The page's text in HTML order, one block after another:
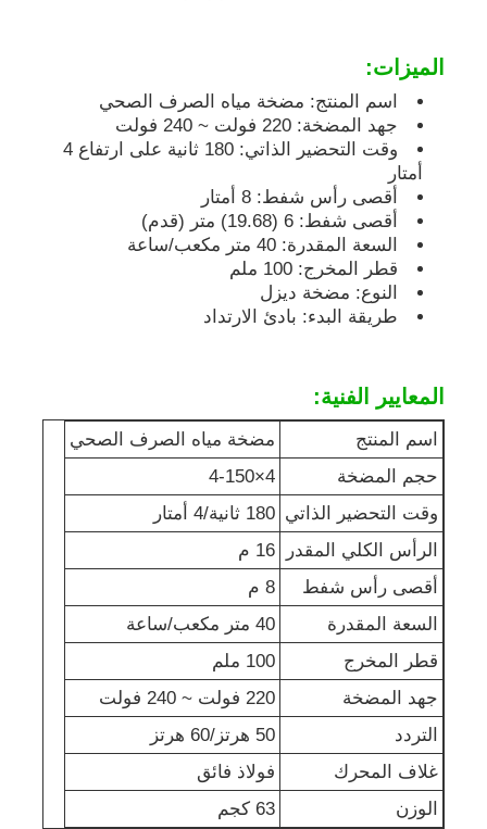
مجموعة مولدات محمولة
مجموعة المولدات الصناعية
مجموعة المولدات الرقمية
مولد الإطار المفتوح
مجموعة مولدات عازلة للصوت
مولد استخدام منزلي
مجموعة مولدات الستارة
مولد ضجيج منخفض
صيانة المولد
مجموعة مولدات اللحام
محركات الديزل
الميزات:
اسم المنتج: مضخة مياه الصرف الصحي
جهد المضخة: 220 فولت ~ 240 فولت
وقت التحضير الذاتي: 180 ثانية على ارتفاع 4
أمتار
أقصى رأس شفط: 8 أمتار
أقصى شفط: 6 (19.68) متر (قدم)
السعة المقدرة: 40 متر مكعب/ساعة
قطر المخرج: 100 ملم
النوع: مضخة ديزل
طريقة البدء: بادئ الارتداد
المعايير الفنية:
اسم المنتج
مضخة مياه الصرف الصحي
حجم المضخة
4×4-150
وقت التحضير الذاتي 180 ثانية/4 أمتار
الرأس الكلي المقدر
16 م
أقصى رأس شفط
8 م
السعة المقدرة
40 متر مكعب/ساعة
قطر المخرج
100 ملم
جهد المضخة
220 فولت ~ 240 فولت
التردد
50 هرتز/60 هرتز
غلاف المحرك
فولاذ فائق
الوزن
63 كجم